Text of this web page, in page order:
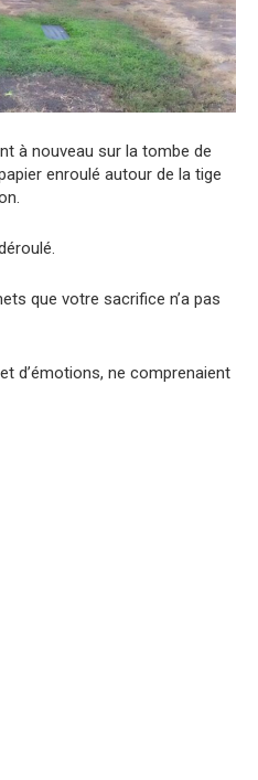
à nouveau sur la tombe de
enroulé autour de la tige
que votre sacrifice n’a pas
d’émotions, ne comprenaient